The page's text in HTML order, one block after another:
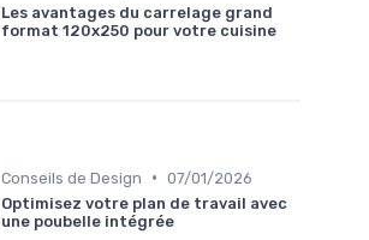
Les avantages du carrelage grand
format 120x250 pour votre cuisine
Conseils de Design • 07/01/2026
Optimisez votre plan de travail avec
une poubelle intégrée